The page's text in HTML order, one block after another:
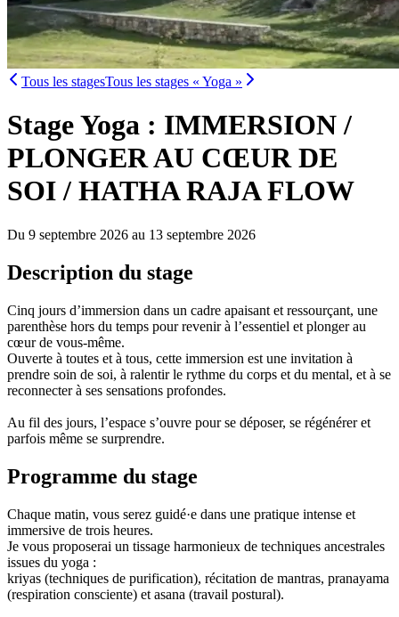
Tous les stagesTous les stages « Yoga »
Stage Yoga : IMMERSION /
PLONGER AU CŒUR DE
SOI / HATHA RAJA FLOW
Du 9 septembre 2026 au 13 septembre 2026
Description du stage
Cinq jours d’immersion dans un cadre apaisant et ressourçant, une
parenthèse hors du temps pour revenir à l’essentiel et plonger au
cœur de vous-même.
Ouverte à toutes et à tous, cette immersion est une invitation à
prendre soin de soi, à ralentir le rythme du corps et du mental, et à se
reconnecter à ses sensations profondes.
Au fil des jours, l’espace s’ouvre pour se déposer, se régénérer et
parfois même se surprendre.
Programme du stage
Chaque matin, vous serez guidé·e dans une pratique intense et
immersive de trois heures.
Je vous proposerai un tissage harmonieux de techniques ancestrales
issues du yoga :
kriyas (techniques de purification), récitation de mantras, pranayama
(respiration consciente) et asana (travail postural).